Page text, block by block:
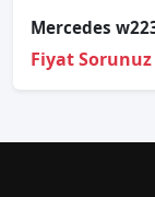
Fiyat Sorunuz